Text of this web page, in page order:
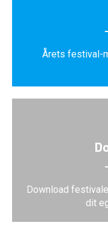
Årets festival-
Download
dit